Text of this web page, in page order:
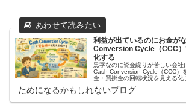
利益が出ているのにお金が
Conversion Cycle（CCC）
化する
黒字なのに資金繰りが苦しい会社
Cash Conversion Cycle（CCC）
金・買掛金の回転状況を見える化
善策を解説します。CCC計算
です。
ためになるかもしれないブログ